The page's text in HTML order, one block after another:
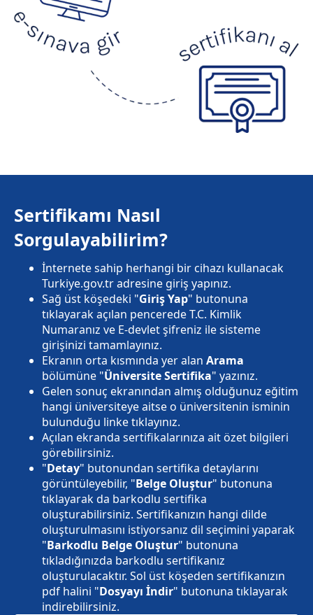
Sertifikamı Nasıl
Sorgulayabilirim?
İnternete sahip herhangi bir cihazı kullanacak
Turkiye.gov.tr adresine giriş yapınız.
Sağ üst köşedeki "Giriş Yap" butonuna
tıklayarak açılan pencerede T.C. Kimlik
Numaranız ve E-devlet şifreniz ile sisteme
girişinizi tamamlayınız.
Ekranın orta kısmında yer alan Arama
bölümüne "Üniversite Sertifika" yazınız.
Gelen sonuç ekranından almış olduğunuz eğitim
hangi üniversiteye aitse o üniversitenin isminin
bulunduğu linke tıklayınız.
Açılan ekranda sertifikalarınıza ait özet bilgileri
görebilirsiniz.
"Detay" butonundan sertifika detaylarını
görüntüleyebilir, "Belge Oluştur" butonuna
tıklayarak da barkodlu sertifika
oluşturabilirsiniz. Sertifikanızın hangi dilde
oluşturulmasını istiyorsanız dil seçimini yaparak
"Barkodlu Belge Oluştur" butonuna
tıkladığınızda barkodlu sertifikanız
oluşturulacaktır. Sol üst köşeden sertifikanızın
pdf halini "Dosyayı İndir" butonuna tıklayarak
indirebilirsiniz.